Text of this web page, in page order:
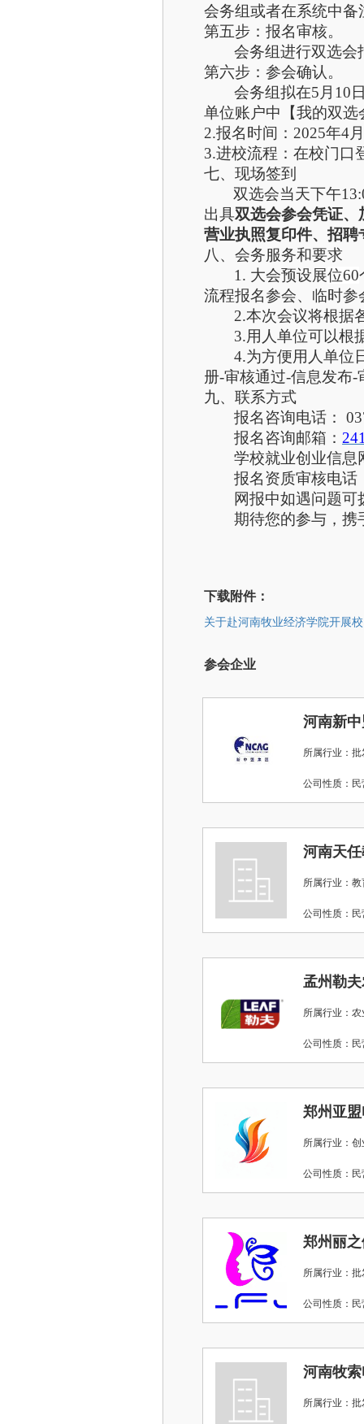
会务组或者在系统中备
第五步：报名审核。
会务组进行双选会
第六步：参会确认。
会务组拟在5 月 10
单位账户中【我的双选
2.报名时间：2025年4
3.进校流程：在校门口
七、现场签到
双选会当天下午13
出具双选会参会凭证、
营业执照复印件、招
八、会务服务和要求
1. 大会预设展位60
流程报名参会、临时
2.本次会议将根据
3.用人单位可以根
4.为方便用人单位
册-审核通过-信息发布-
九、联系方式
报名咨询电话：
报名咨询邮箱 ：
学校就业创业信息
报名资质审核电话
网报中如遇问题
期待您的参与，携
下载附件：
关于赴河南牧业经济学院开展
参会企业
河南新
所属行业：批
公司性质
河南天
所属行业：
公司性质
孟州勒
所属行业：农
公司性质
郑州亚
所属行业：
公司性质
郑州丽
所属行业：批
公司性质
河南牧
所属行业：批